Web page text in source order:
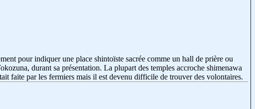
pour indiquer une place shintoïste sacrée comme un hall de prière ou
durant sa présentation. La plupart des temples accroche shimenawa
faite par les fermiers mais il est devenu difficile de trouver des volontaires.